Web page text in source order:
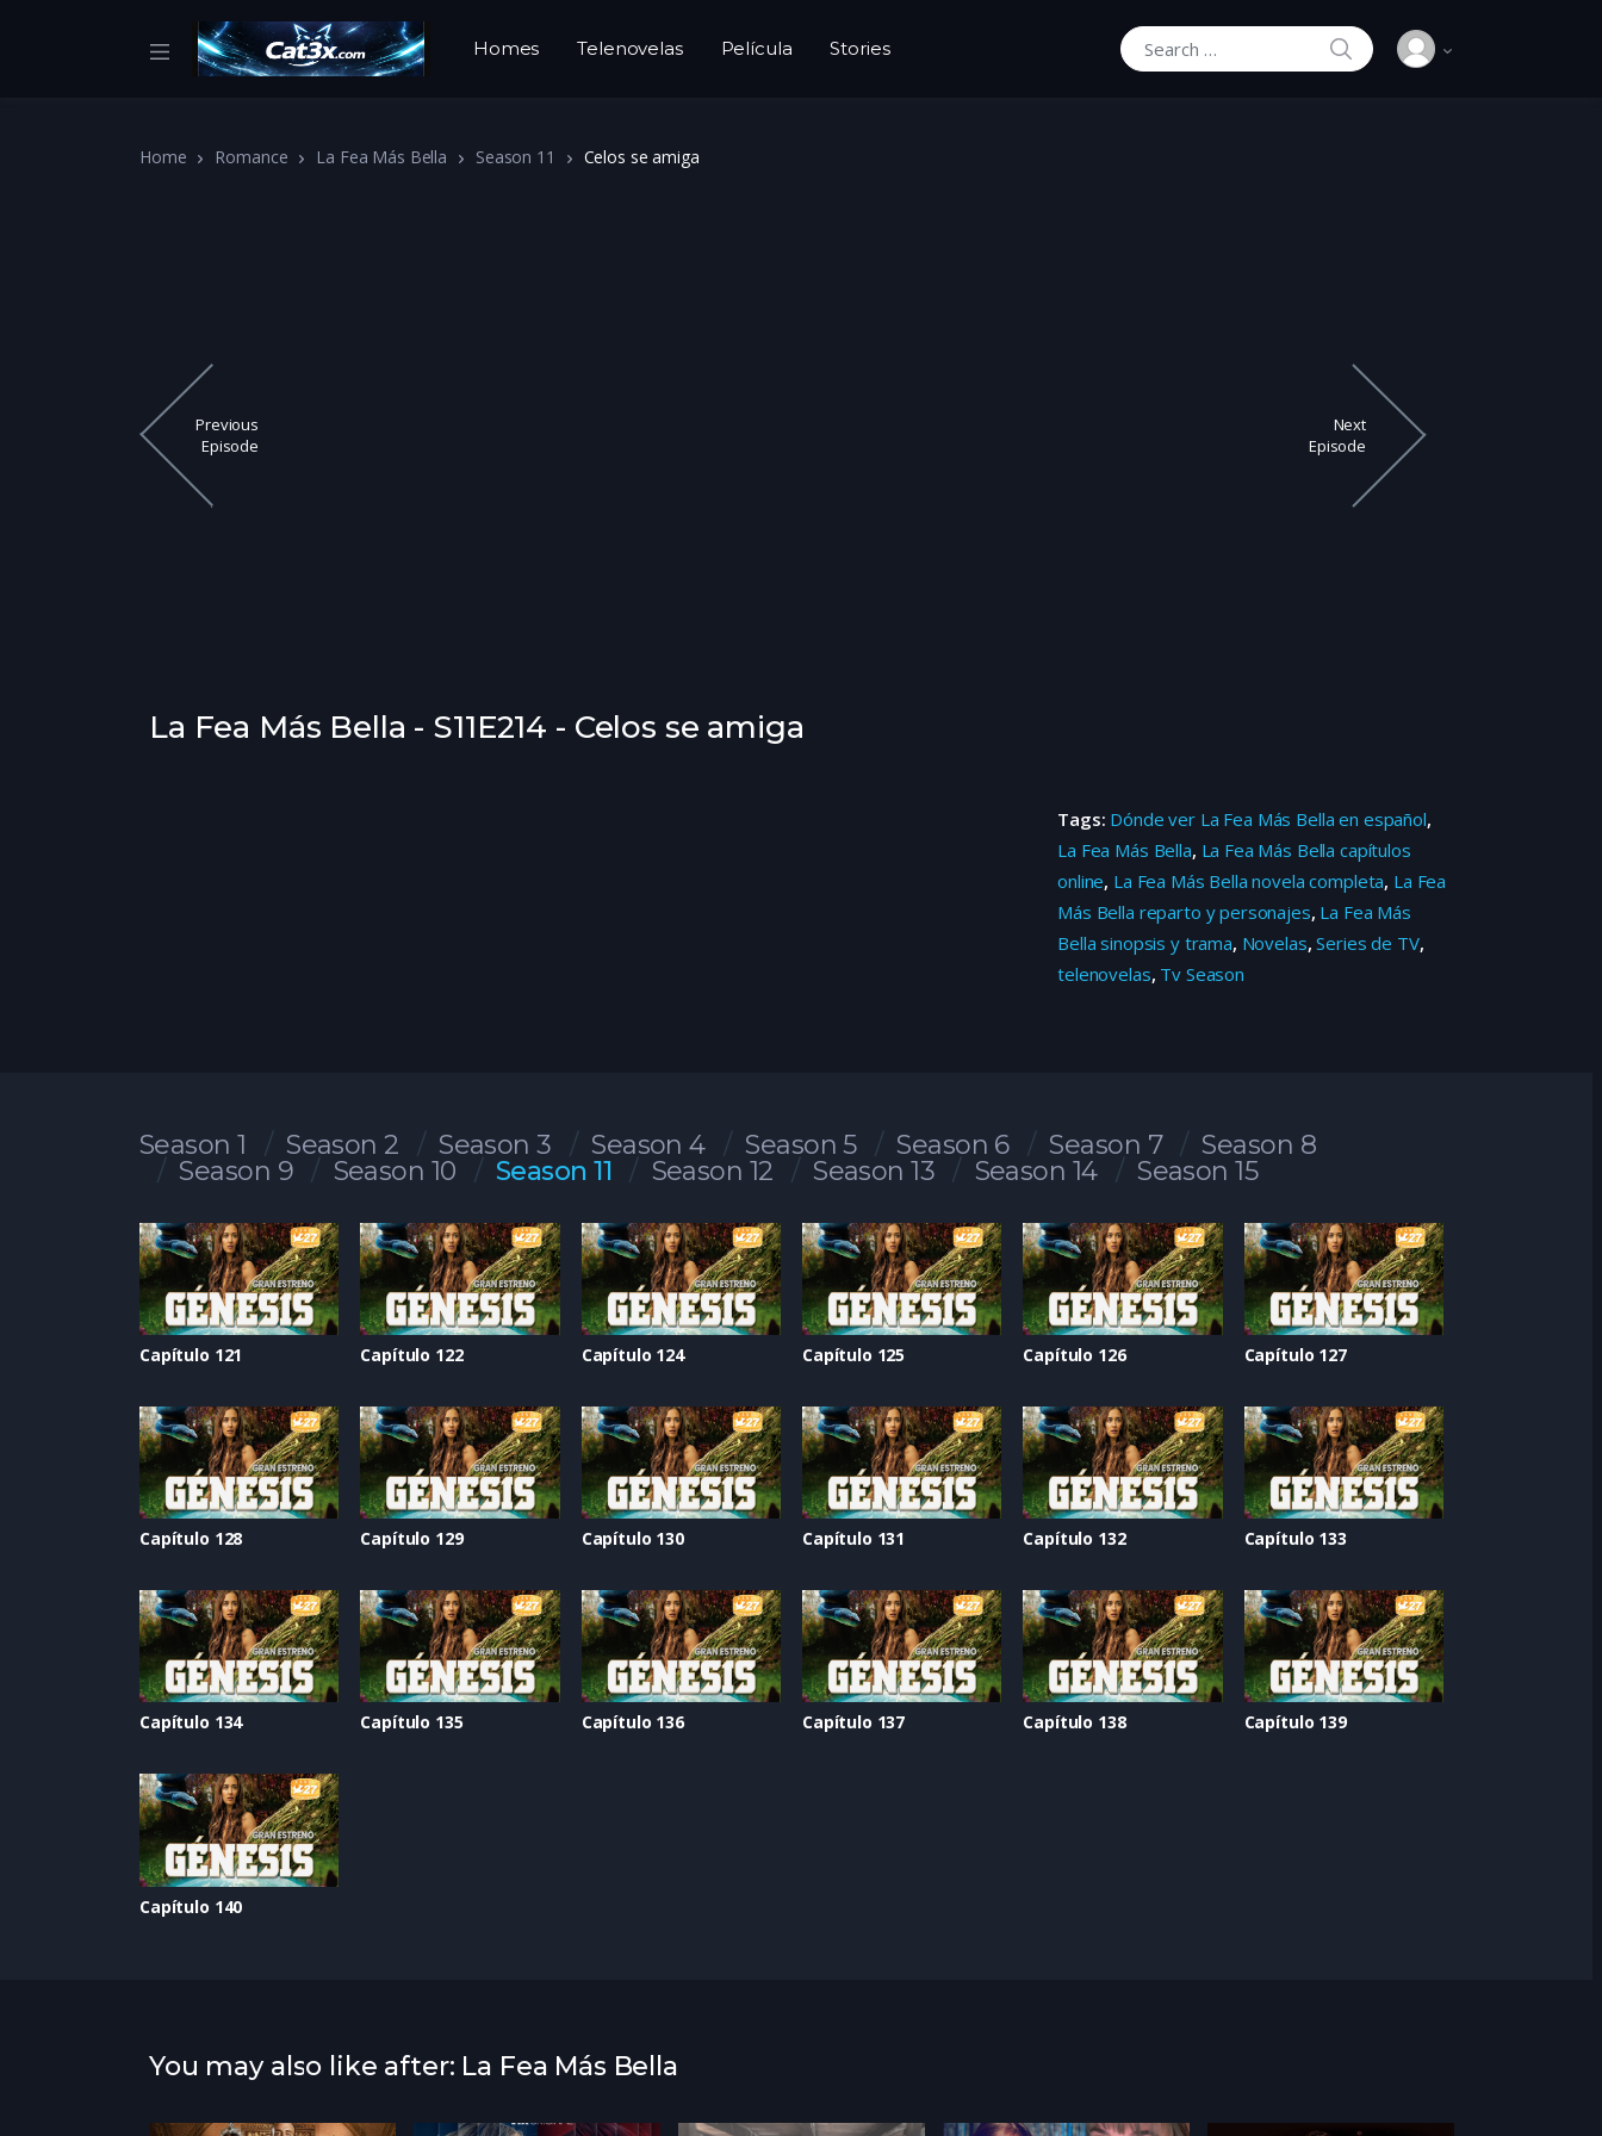
Homes Telenovelas Película Stories
Search for:
SEARCH
Home Romance La Fea Más Bella Season 11 Celos se amiga
Previous
Episode
Next
Episode
La Fea Más Bella - S11E214 - Celos se amiga
Tags: Dónde ver La Fea Más Bella en español,
La Fea Más Bella, La Fea Más Bella capítulos
online, La Fea Más Bella novela completa, La Fea
Más Bella reparto y personajes, La Fea Más
Bella sinopsis y trama, Novelas,Series de TV,
telenovelas, Tv Season
Season 1 Season 2 Season 3 Season 4 Season 5 Season 6 Season 7
Season 8
Season 9
Season 10 Season 11 Season 12 Season 13 Season 14 Season 15
Capítulo 121 Capítulo 122 Capítulo 124 Capítulo 125 Capítulo 126 Capítulo 127
Capítulo 128 Capítulo 129 Capítulo 130 Capítulo 131 Capítulo 132 Capítulo 133
Capítulo 134 Capítulo 135 Capítulo 136 Capítulo 137 Capítulo 138 Capítulo 139
Capítulo 140
You may also like after: La Fea Más Bella